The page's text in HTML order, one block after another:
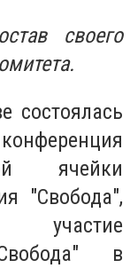
своего
состоялась
ячейки
"Свобода",
в